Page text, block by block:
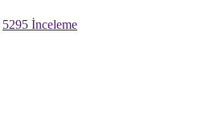
5295 İnceleme